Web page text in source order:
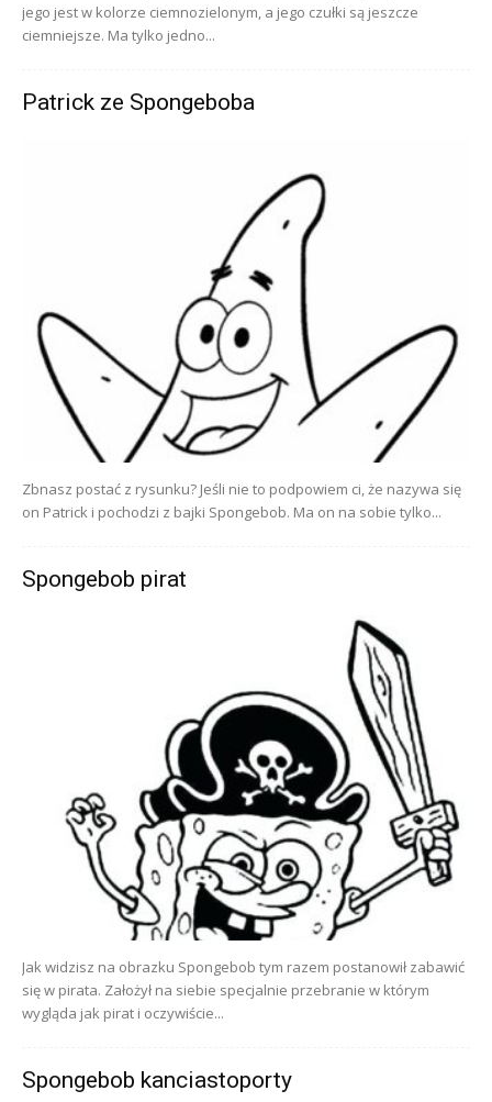
jego jest w kolorze ciemnozielonym, a jego czułki są jeszcze
ciemniejsze. Ma tylko jedno...
Patrick ze Spongeboba
Zbnasz postać z rysunku? Jeśli nie to podpowiem ci, że nazywa się
on Patrick i pochodzi z bajki Spongebob. Ma on na sobie tylko...
Spongebob pirat
Jak widzisz na obrazku Spongebob tym razem postanowił zabawić
się w pirata. Założył na siebie specjalnie przebranie w którym
wygląda jak pirat i oczywiście...
Spongebob kanciastoporty